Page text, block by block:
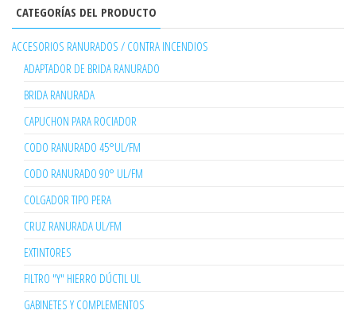
CATEGORÍAS DEL PRODUCTO
ACCESORIOS RANURADOS / CONTRA INCENDIOS
ADAPTADOR DE BRIDA RANURADO
BRIDA RANURADA
CAPUCHON PARA ROCIADOR
CODO RANURADO 45°UL/FM
CODO RANURADO 90° UL/FM
COLGADOR TIPO PERA
CRUZ RANURADA UL/FM
EXTINTORES
FILTRO "Y" HIERRO DÚCTIL UL
GABINETES Y COMPLEMENTOS